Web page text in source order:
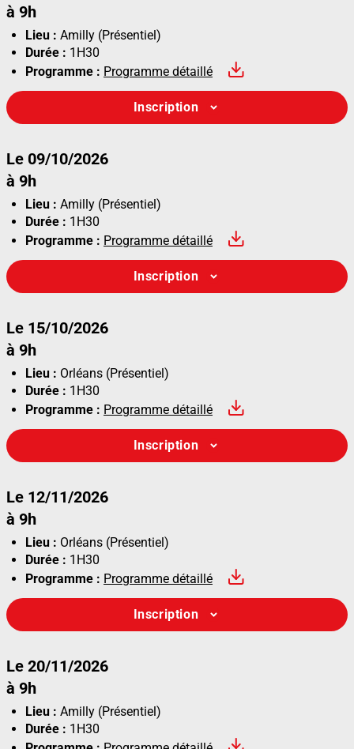
à 9h
Lieu : Amilly (Présentiel)
Durée : 1H30
Programme : Programme détaillé
Inscription
Le 09/10/2026
à 9h
Lieu : Amilly (Présentiel)
Durée : 1H30
Programme : Programme détaillé
Inscription
Le 15/10/2026
à 9h
Lieu : Orléans (Présentiel)
Durée : 1H30
Programme : Programme détaillé
Inscription
Le 12/11/2026
à 9h
Lieu : Orléans (Présentiel)
Durée : 1H30
Programme : Programme détaillé
Inscription
Le 20/11/2026
à 9h
Lieu : Amilly (Présentiel)
Durée : 1H30